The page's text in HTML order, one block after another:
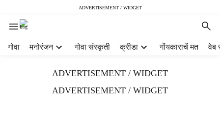
ADVERTISEMENT / WIDGET
गोवा मनोरंजन गोवा संस्कृती क्रीडा गोंयकाराचें मत वेब
ADVERTISEMENT / WIDGET
ADVERTISEMENT / WIDGET